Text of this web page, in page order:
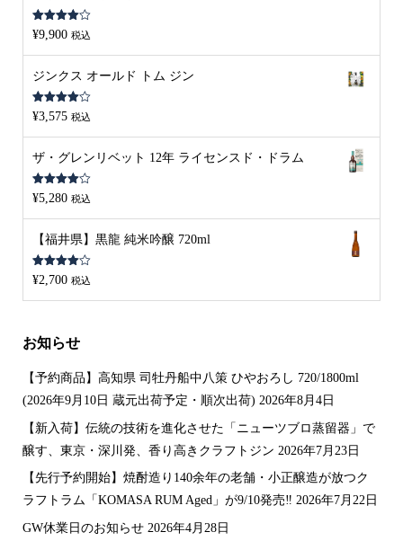
5段階中
4.00の評
¥9,900 税込
ジンクス オールド トム ジン
5段階中
4.00の評
¥3,575 税込
ザ・グレンリベット 12年 ライセンスド・ドラム
5段階中
4.00の評
¥5,280 税込
【福井県】黒龍 純米吟醸 720ml
5段階中
4.00の評
¥2,700 税込
お知らせ
【予約商品】高知県 司牡丹船中八策 ひやおろし 720/1800ml
(2026年9月10日 蔵元出荷予定・順次出荷) 2026年8月4日
【新入荷】伝統の技術を進化させた「ニューツブロ蒸留器」で
醸す、東京・深川発、香り高きクラフトジン 2026年7月23日
【先行予約開始】焼酎造り140余年の老舗・小正醸造が放つク
ラフトラム「KOMASA RUM Aged」が9/10発売‼️ 2026年7月22日
GW休業日のお知らせ 2026年4月28日